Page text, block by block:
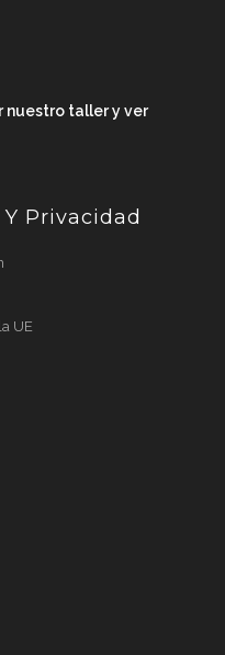
nuestro taller y ver
Privacidad
UE